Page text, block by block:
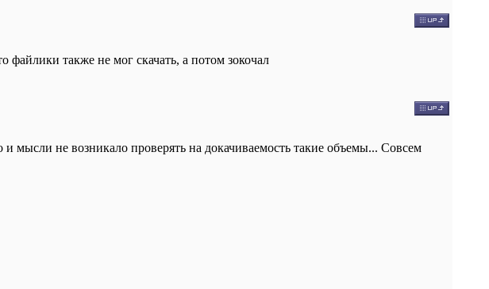
также не мог скачать, а потом зокочал
мысли не возникало проверять на докачиваемость такие объемы... Совсем